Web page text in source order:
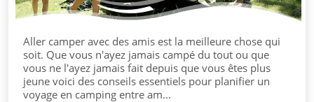
Aller camper avec des amis est la meilleure chose qui
soit. Que vous n'ayez jamais campé du tout ou que
vous ne l'ayez jamais fait depuis que vous êtes plus
jeune voici des conseils essentiels pour planifier un
voyage en camping entre am...